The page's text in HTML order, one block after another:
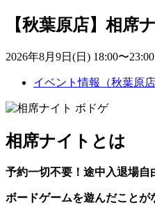
【秋葉原店】相席
2026年8月9日(日) 18:00〜23:00
イベント情報（秋葉原店
相席ナイトとは
予約一切不要！途中入退場自
ボードゲームを遊んだことが